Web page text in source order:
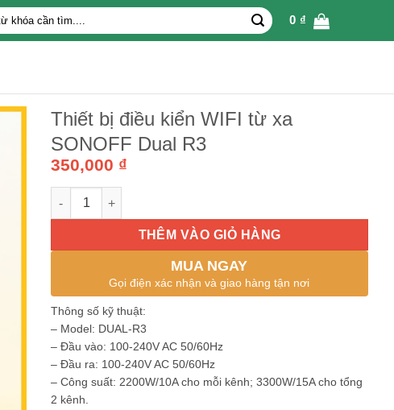
0 ₫
Thiết bị điều kiển WIFI từ xa
SONOFF Dual R3
350,000 ₫
Thiết bị điều kiển WIFI từ xa SONOFF Dual R3 số lượng
THÊM VÀO GIỎ HÀNG
MUA NGAY
Gọi điện xác nhận và giao hàng tận nơi
Thông số kỹ thuật:
– Model: DUAL-R3
– Đầu vào: 100-240V AC 50/60Hz
– Đầu ra: 100-240V AC 50/60Hz
– Công suất: 2200W/10A cho mỗi kênh; 3300W/15A cho tổng
2 kênh.